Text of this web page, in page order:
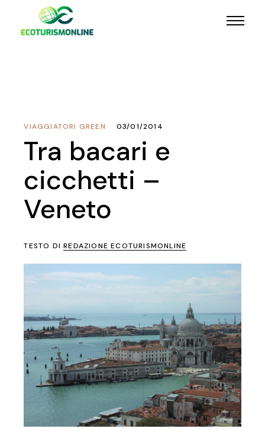
VIAGGIATORI GREEN 03/01/2014
Tra bacari e
cicchetti –
Veneto
TESTO DIREDAZIONE ECOTURISMONLINE